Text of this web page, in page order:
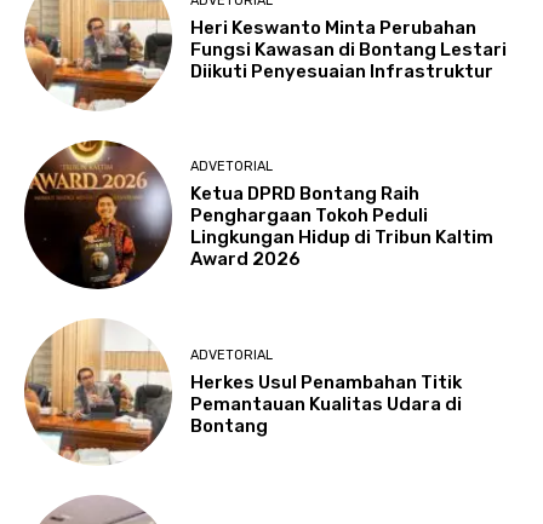
Heri Keswanto Minta Perubahan
Fungsi Kawasan di Bontang Lestari
Diikuti Penyesuaian Infrastruktur
ADVETORIAL
Ketua DPRD Bontang Raih
Penghargaan Tokoh Peduli
Lingkungan Hidup di Tribun Kaltim
Award 2026
ADVETORIAL
Herkes Usul Penambahan Titik
Pemantauan Kualitas Udara di
Bontang